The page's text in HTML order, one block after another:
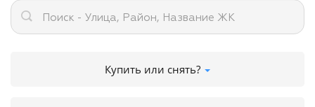
Поиск - Улица, Район, Название ЖК
Купить или снять?